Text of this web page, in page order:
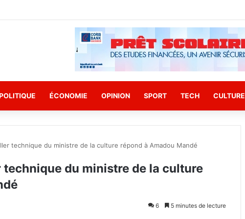
ÉCONOMIE OPINION SPORT TECH CULTURE
technique du ministre de la culture répond à Amadou Mandé
du ministre de la culture
6 5 minutes de lecture